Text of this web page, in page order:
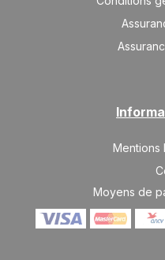
Mentions
Moyens de